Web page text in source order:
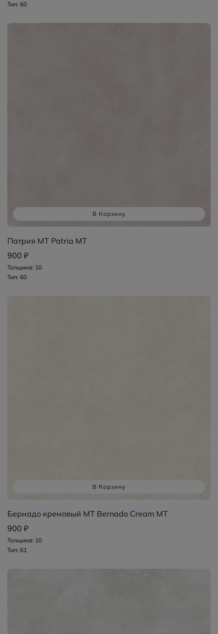
Тип: 60
В Корзину
Патрия MT Patria MT
900 ₽
Толщина: 10
Тип: 60
В Корзину
Бернадо кремовый MT Bernado Cream MT
900 ₽
Толщина: 10
Тип: 61